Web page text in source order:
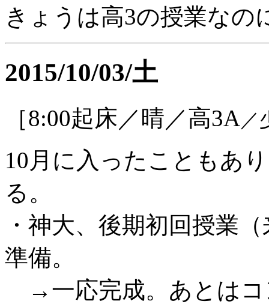
きょうは高3の授業な
2015/10/03/土
［8:00起床／晴／高3A／
10月に入ったこともあ
る。
・神大、後期初回授業
準備。
→一応完成。あとはコ